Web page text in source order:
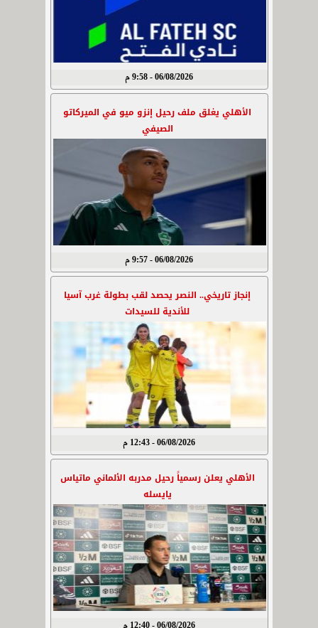
06/08/2026 - 9:58 م
الأهلي يغلق ملف رحيل إنزو ميو في الميركاتو
الصيفي
06/08/2026 - 9:57 م
إنجاز تاريخي.. النصر يحصد لقب بطولة غرب آسيا
للأندية للسيدات
06/08/2026 - 12:43 م
الأهلي يعلن رسمياً رحيل مدربه الألماني ماتياس
يايسله